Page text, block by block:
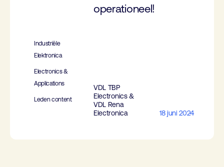
operationeel!
Industriële
Elektronica
Electronics &
Applications
Leden content
VDL TBP
Electronics &
VDL Rena
Electronica
18 juni 2024